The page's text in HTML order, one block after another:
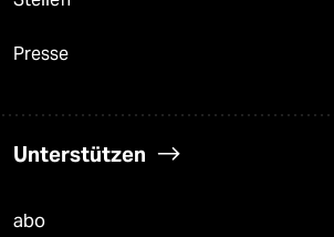
Presse
Unterstützen
abo